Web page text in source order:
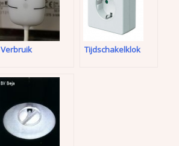
Verbruik Tijdschakelklok